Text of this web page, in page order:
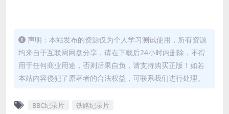
声明：本站发布的资源仅为个人学习测试使用，所有资源
均来自于互联网网盘分享，请在下载后24小时内删除，不得
用于任何商业用途，否则后果自负，请支持购买正版！如若
本站内容侵犯了原著者的合法权益，可联系我们进行处理。
BBC纪录片 铁路纪录片